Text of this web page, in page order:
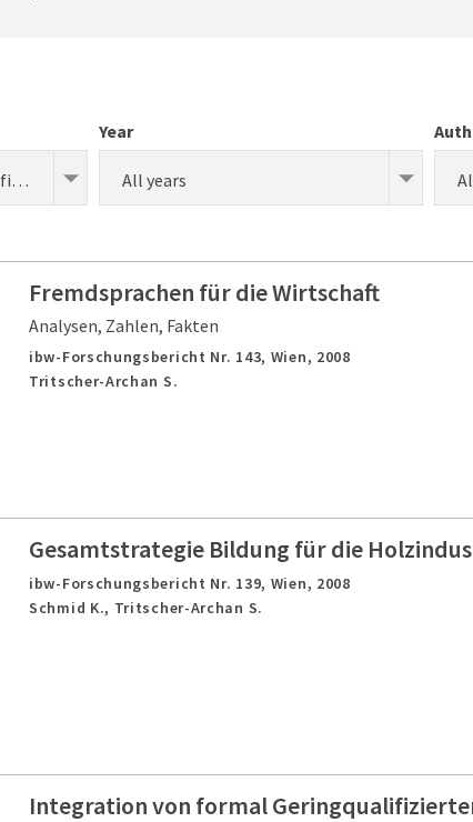
The labour market and qualification requirements
Year
All years
Fremdsprachen für die Wirtschaft
Analysen, Zahlen, Fakten
ibw-Forschungsbericht Nr. 143, Wien, 2008
Tritscher-Archan S.
Gesamtstrategie Bildung für die
ibw-Forschungsbericht Nr. 139, Wien, 2008
Schmid K., Tritscher-Archan S.
Integration von formal